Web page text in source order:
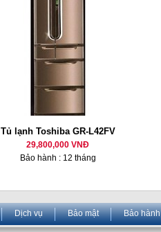
Tủ lạnh Toshiba GR-L42FV
29,800,000 VNĐ
Bảo hành : 12 tháng
Dịch vụ Bảo mật Bảo hành